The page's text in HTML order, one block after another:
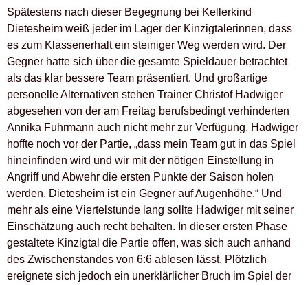
Spätestens nach dieser Begegnung bei Kellerkind
Dietesheim weiß jeder im Lager der Kinzigtalerinnen, dass
es zum Klassenerhalt ein steiniger Weg werden wird. Der
Gegner hatte sich über die gesamte Spieldauer betrachtet
als das klar bessere Team präsentiert. Und großartige
personelle Alternativen stehen Trainer Christof Hadwiger
abgesehen von der am Freitag berufsbedingt verhinderten
Annika Fuhrmann auch nicht mehr zur Verfügung. Hadwiger
hoffte noch vor der Partie, „dass mein Team gut in das Spiel
hineinfinden wird und wir mit der nötigen Einstellung in
Angriff und Abwehr die ersten Punkte der Saison holen
werden. Dietesheim ist ein Gegner auf Augenhöhe.“ Und
mehr als eine Viertelstunde lang sollte Hadwiger mit seiner
Einschätzung auch recht behalten. In dieser ersten Phase
gestaltete Kinzigtal die Partie offen, was sich auch anhand
des Zwischenstandes von 6:6 ablesen lässt. Plötzlich
ereignete sich jedoch ein unerklärlicher Bruch im Spiel der